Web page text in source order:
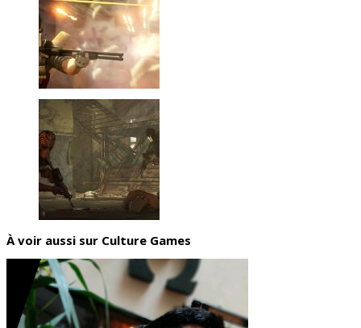
À voir aussi sur Culture Games